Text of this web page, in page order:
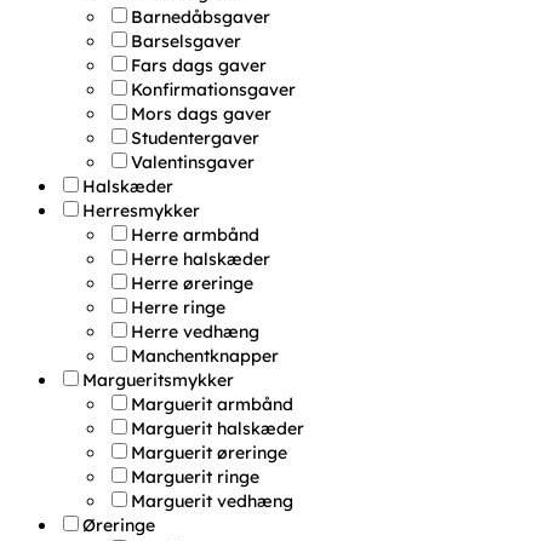
Barnedåbsgaver
Barselsgaver
Fars dags gaver
Konfirmationsgaver
Mors dags gaver
Studentergaver
Valentinsgaver
Halskæder
Herresmykker
Herre armbånd
Herre halskæder
Herre øreringe
Herre ringe
Herre vedhæng
Manchentknapper
Margueritsmykker
Marguerit armbånd
Marguerit halskæder
Marguerit øreringe
Marguerit ringe
Marguerit vedhæng
Øreringe